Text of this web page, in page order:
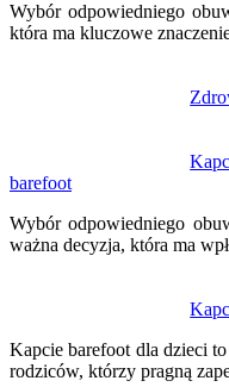
Wybór odpowiedniego
która ma kluczowe
barefoot
Wybór odpowiedniego
ważna decyzja, która ma
Kapcie barefoot dla dzieci
rodziców, którzy pragną